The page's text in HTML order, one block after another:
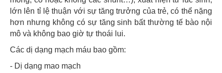
lớn lên tỉ lệ thuận với sự tăng trưởng của trẻ, có thể nặng
hơn nhưng không có sự tăng sinh bất thường tế bào nội
mô và không bao giờ tự thoái lui.
Các dị dạng mạch máu bao gồm:
- Dị dạng mao mạch